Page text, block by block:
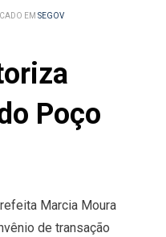
EM SEGOV
Poço
Marcia Moura
de transação